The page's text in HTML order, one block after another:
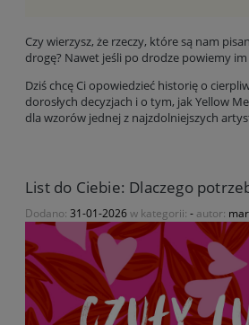
Czy wierzysz, że rzeczy, które są nam
drogę? Nawet jeśli po drodze powiemy im
Dziś chcę Ci opowiedzieć historię o
dorosłych decyzjach i o tym, jak Yellow
dla wzorów jednej z najzdolniejszych
List do Ciebie: Dlaczego
Dodano: 31-01-2026w kategorii: - autor: